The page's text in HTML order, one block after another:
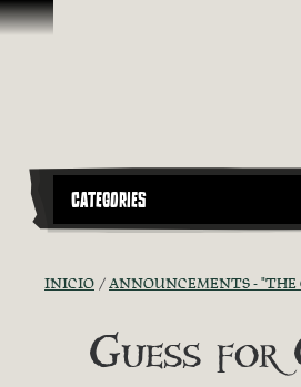
Omitir y pasar al contenido
CATEGORIES
INICIO ANNOUNCEMENTS -
Guess for